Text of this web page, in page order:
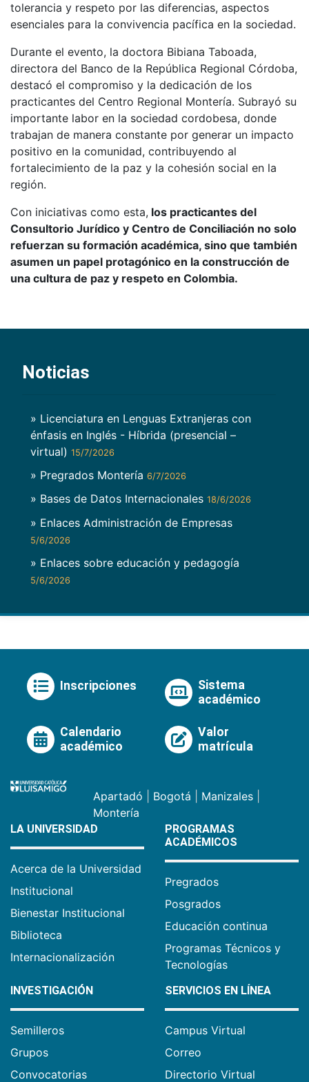
tolerancia y respeto por las diferencias, aspectos
esenciales para la convivencia pacífica en la sociedad.
Durante el evento, la doctora Bibiana Taboada,
directora del Banco de la República Regional Córdoba,
destacó el compromiso y la dedicación de los
practicantes del Centro Regional Montería. Subrayó su
importante labor en la sociedad cordobesa, donde
trabajan de manera constante por generar un impacto
positivo en la comunidad, contribuyendo al
fortalecimiento de la paz y la cohesión social en la
región.
Con iniciativas como esta, los practicantes del
Consultorio Jurídico y Centro de Conciliación no solo
refuerzan su formación académica, sino que también
asumen un papel protagónico en la construcción de
una cultura de paz y respeto en Colombia.
Noticias
» Licenciatura en Lenguas Extranjeras con
énfasis en Inglés - Híbrida (presencial –
virtual) 15/7/2026
» Pregrados Montería 6/7/2026
» Bases de Datos Internacionales 18/6/2026
» Enlaces Administración de Empresas
5/6/2026
» Enlaces sobre educación y pedagogía
5/6/2026
Inscripciones
Sistema
académico
Calendario
académico
Valor
matrícula
Apartadó Bogotá Manizales
Montería
LA UNIVERSIDAD
Acerca de la Universidad
Institucional
Bienestar Institucional
Biblioteca
Internacionalización
PROGRAMAS
ACADÉMICOS
Pregrados
Posgrados
Educación continua
Programas Técnicos y
Tecnologías
INVESTIGACIÓN
Semilleros
Grupos
Convocatorias
SERVICIOS EN LÍNEA
Campus Virtual
Correo
Directorio Virtual